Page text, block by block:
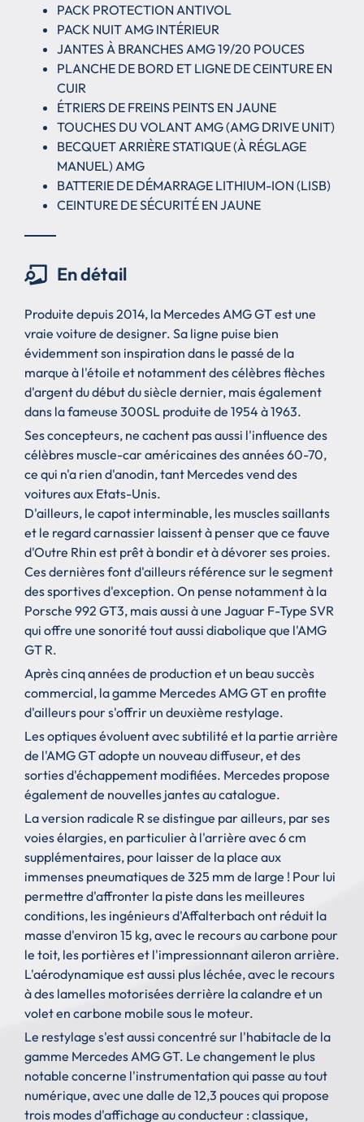
PACK PROTECTION ANTIVOL
PACK NUIT AMG INTÉRIEUR
JANTES À BRANCHES AMG 19/20 POUCES
PLANCHE DE BORD ET LIGNE DE CEINTURE EN
CUIR
ÉTRIERS DE FREINS PEINTS EN JAUNE
TOUCHES DU VOLANT AMG (AMG DRIVE UNIT)
BECQUET ARRIÈRE STATIQUE (À RÉGLAGE
MANUEL) AMG
BATTERIE DE DÉMARRAGE LITHIUM-ION (LISB)
CEINTURE DE SÉCURITÉ EN JAUNE
En détail
Produite depuis 2014, la Mercedes AMG GT est une
vraie voiture de designer. Sa ligne puise bien
évidemment son inspiration dans le passé de la
marque à l'étoile et notamment des célèbres flèches
d'argent du début du siècle dernier, mais également
dans la fameuse 300SL produite de 1954 à 1963.
Ses concepteurs, ne cachent pas aussi l'influence des
célèbres muscle-car américaines des années 60-70,
ce qui n'a rien d'anodin, tant Mercedes vend des
voitures aux Etats-Unis.
D'ailleurs, le capot interminable, les muscles saillants
et le regard carnassier laissent à penser que ce fauve
d'Outre Rhin est prêt à bondir et à dévorer ses proies.
Ces dernières font d'ailleurs référence sur le segment
des sportives d'exception. On pense notamment à la
Porsche 992 GT3, mais aussi à une Jaguar F-Type SVR
qui offre une sonorité tout aussi diabolique que l'AMG
GT R.
Après cinq années de production et un beau succès
commercial, la gamme Mercedes AMG GT en profite
d'ailleurs pour s'offrir un deuxième restylage.
Les optiques évoluent avec subtilité et la partie arrière
de l'AMG GT adopte un nouveau diffuseur, et des
sorties d'échappement modifiées. Mercedes propose
également de nouvelles jantes au catalogue.
La version radicale R se distingue par ailleurs, par ses
voies élargies, en particulier à l'arrière avec 6 cm
supplémentaires, pour laisser de la place aux
immenses pneumatiques de 325 mm de large ! Pour lui
permettre d'affronter la piste dans les meilleures
conditions, les ingénieurs ‎d'Affalterbach ont réduit la
masse d'environ 15 kg, avec le recours au carbone pour
le toit, les portières et l'impressionnant aileron arrière.
L'aérodynamique est aussi plus léchée, avec le recours
à des lamelles motorisées derrière la calandre et un
volet en carbone mobile sous le moteur.
Le restylage s'est aussi concentré sur l'habitacle de la
gamme Mercedes AMG GT. Le changement le plus
notable concerne l'instrumentation qui passe au tout
numérique, avec une dalle de 12,3 pouces qui propose
trois modes d'affichage au conducteur : classique,